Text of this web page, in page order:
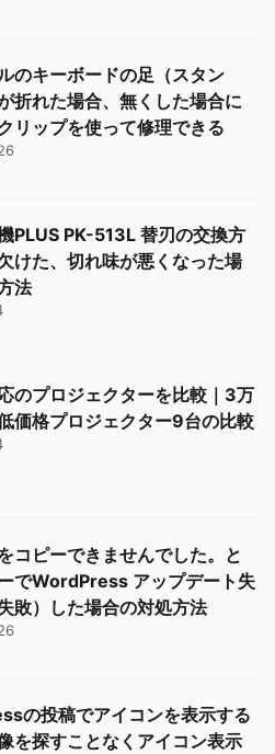
のキーボードの足（スタン
折れた場合、無くした場合に
リップを使って修理できる
PLUS PK-513L 替刃の交換方
けた、切れ味が悪くなった場
法
のプロジェクターを比較｜3万
価格プロジェクター9台の比較
コピーできませんでした。と
でWordPress アップデート失
敗）した場合の対処方法
の投稿でアイコンを表示する
を探すことなくアイコン表示